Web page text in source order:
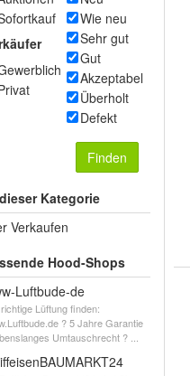
Wie neu
Sehr gut
Gut
Akzeptabel
Überholt
Defekt
Finden
Kategorie
Verkaufen
Hood-Shops
Luftbude-de
Lüftung finden:
? 5 Jahre Garantie
Umtauschrecht ? ...